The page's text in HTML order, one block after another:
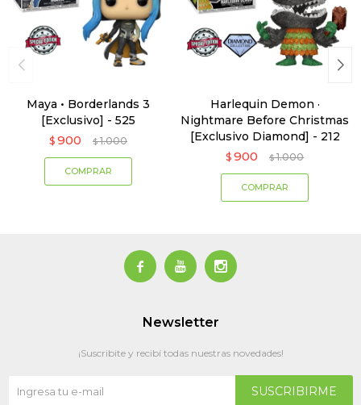
Maya • Borderlands 3
[Exclusivo] - 525
$ 900 $ 1.000
Harlequin Demon ·
Nightmare Before Christmas
[Exclusivo Diamond] - 212
$ 900 $ 1.000
  
Newsletter
¡Suscribite y recibí todas nuestras novedades!
SUSCRIBIRME